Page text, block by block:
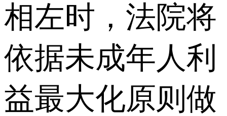
相左时，法院将
依据未成年人利
益最大化原则做